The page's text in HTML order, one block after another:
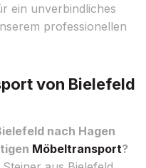
ein unverbindliches
professionellen
von Bielefeld
nach Hagen
Möbeltransport?